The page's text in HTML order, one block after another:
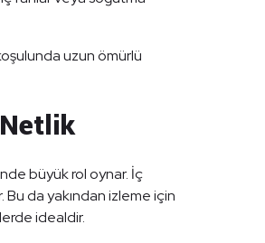
uzun ömürlü
büyük rol oynar. İç
Bu da yakından izleme için
idealdir.